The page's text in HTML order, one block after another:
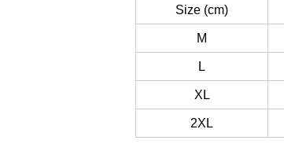
Size (cm)
M
L
XL
2XL